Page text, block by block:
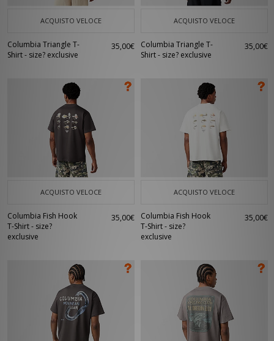
ACQUISTO VELOCE
Columbia Triangle T-
Shirt - size? exclusive
35,00€
ACQUISTO VELOCE
Columbia Triangle T-
Shirt - size? exclusive
35,00€
ACQUISTO VELOCE
Columbia Fish Hook
T-Shirt - size?
exclusive
35,00€
ACQUISTO VELOCE
Columbia Fish Hook
T-Shirt - size?
exclusive
35,00€